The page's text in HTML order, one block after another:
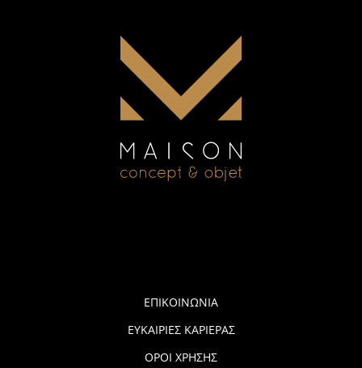
ΕΠΙΚΟΙΝΩΝΙΑ
ΕΥΚΑΙΡΙΕΣ ΚΑΡΙΕΡΑΣ
ΟΡΟΙ ΧΡΗΣΗΣ